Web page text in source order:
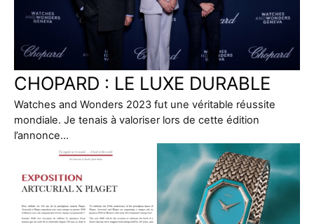
CHOPARD : LE LUXE DURABLE
Watches and Wonders 2023 fut une véritable réussite
mondiale. Je tenais à valoriser lors de cette édition
l’annonce…